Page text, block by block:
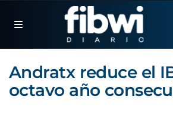
Andratx reduce el
octavo año